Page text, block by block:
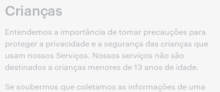
Crianças
Entendemos a importância de tomar precauções para
proteger a privacidade e a segurança das crianças que
usam nossos Serviços. Nossos serviços não são
destinados a crianças menores de 13 anos de idade.
Se soubermos que coletamos as informações de uma